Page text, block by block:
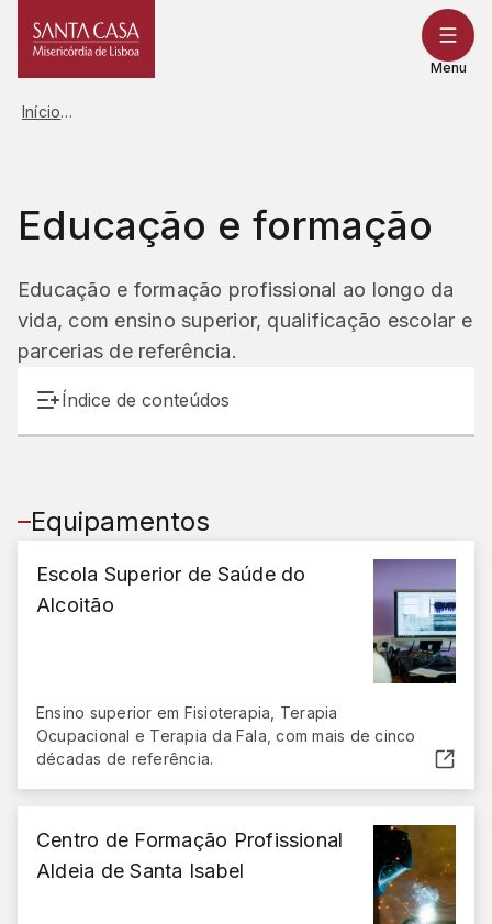
para
Menu
Início
Educação e formação
Educação e formação profissional ao longo da
vida, com ensino superior, qualificação escolar e
parcerias de referência.
Índice de conteúdos
Equipamentos
Escola Superior de Saúde do
Alcoitão
Ensino superior em Fisioterapia, Terapia
Ocupacional e Terapia da Fala, com mais de cinco
décadas de referência.
Centro de Formação Profissional
Aldeia de Santa Isabel